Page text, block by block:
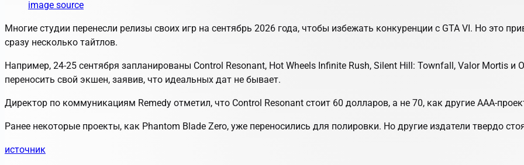
image source
Многие студии перенесли релизы своих игр на сентябрь 2026 года, чтобы избежать конкуренции с GTA VI. Но это
сразу несколько тайтлов.
Например, 24-25 сентября запланированы Control Resonant, Hot Wheels Infinite Rush, Silent Hill: Townfall, Valor Mortis и
переносить свой экшен, заявив, что идеальных дат не бывает.
Директор по коммуникациям Remedy отметил, что Control Resonant стоит 60 долларов, а не 70, как другие AAA-
Ранее некоторые проекты, как Phantom Blade Zero, уже переносились для полировки. Но другие издатели твердо
источник